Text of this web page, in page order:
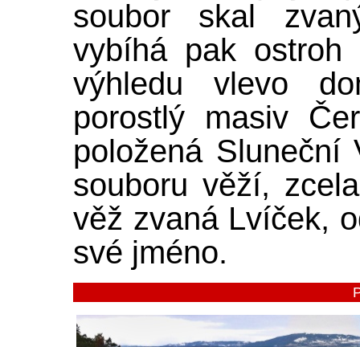
soubor skal
vybíhá pak
výhledu vlevo
porostlý masiv
položená
souboru věží,
věž zvaná Lvíček,
své jméno.